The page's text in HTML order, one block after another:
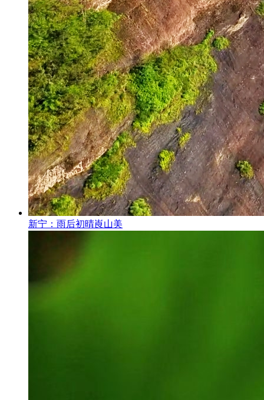
新宁：雨后初晴崀山美